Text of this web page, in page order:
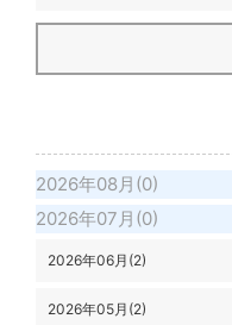
2026年08月(0)
2026年07月(0)
2026年06月(2)
2026年05月(2)